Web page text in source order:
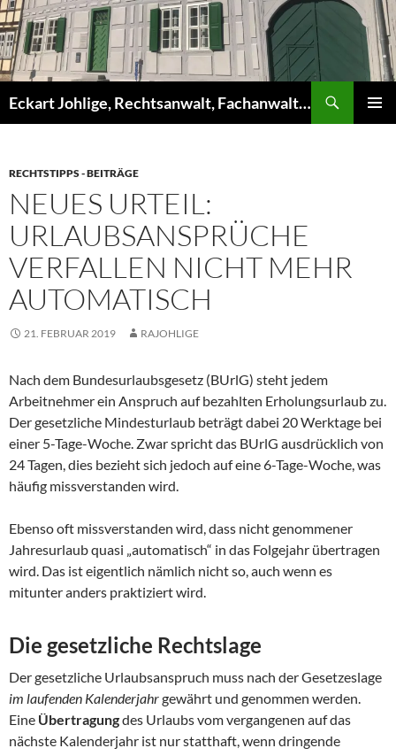
Zum
Inhalt
springen
Eckart Johlige, Rechtsanwalt, Fachanwalt für Arbeitsrecht, Fachanwalt für Verwaltungsrecht
RECHTSTIPPS - BEITRÄGE
NEUES URTEIL:
URLAUBSANSPRÜCHE
VERFALLEN NICHT MEHR
AUTOMATISCH
21. FEBRUAR 2019 RAJOHLIGE
Nach dem Bundesurlaubsgesetz (BUrlG) steht jedem
Arbeitnehmer ein Anspruch auf bezahlten Erholungsurlaub zu.
Der gesetzliche Mindesturlaub beträgt dabei 20 Werktage bei
einer 5-Tage-Woche. Zwar spricht das BUrlG ausdrücklich von
24 Tagen, dies bezieht sich jedoch auf eine 6-Tage-Woche, was
häufig missverstanden wird.
Ebenso oft missverstanden wird, dass nicht genommener
Jahresurlaub quasi „automatisch“ in das Folgejahr übertragen
wird. Das ist eigentlich nämlich nicht so, auch wenn es
mitunter anders praktiziert wird.
Die gesetzliche Rechtslage
Der gesetzliche Urlaubsanspruch muss nach der Gesetzeslage
im laufenden Kalenderjahrgewährt und genommen werden.
Eine Übertragungdes Urlaubs vom vergangenen auf das
nächste Kalenderjahr ist nur statthaft, wenn dringende